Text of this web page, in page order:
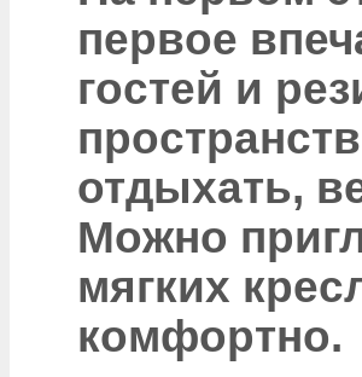
первое
гостей и
отдыхать,
Можно
мягких
комфортно.